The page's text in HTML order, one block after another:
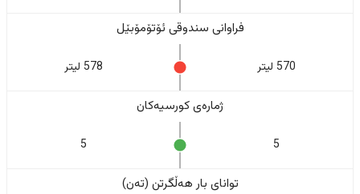
فراوانی سندوقی ئۆتۆمۆبێل
570 لیتر 578 لیتر
ژمارەی کورسیەکان
5
5
تواناى بار هەڵگرتن (تەن)